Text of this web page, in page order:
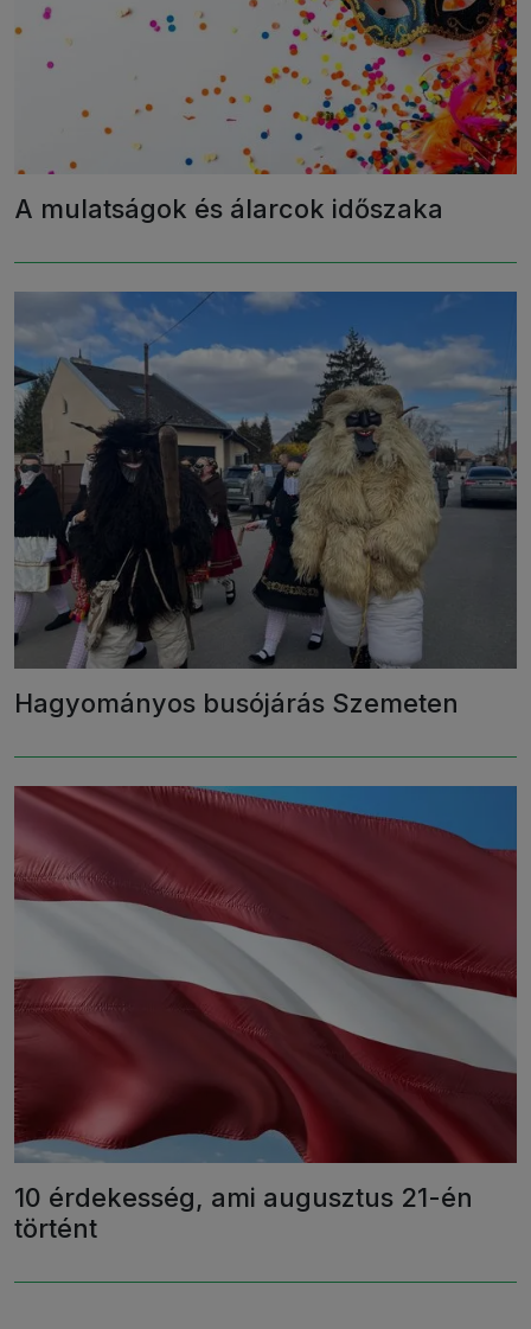
A mulatságok és álarcok időszaka
Hagyományos busójárás Szemeten
10 érdekesség, ami augusztus 21-én
történt